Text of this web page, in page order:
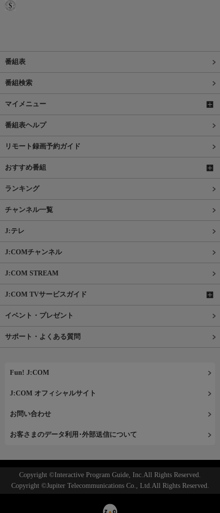
番組表
番組検索
マイメニュー
番組表ヘルプ
リモート録画予約ガイド
おすすめ番組
ランキング
チャンネル一覧
J:テレ
J:COMチャンネル
J:COM STREAM
J:COM TVサービスガイド
イベント・プレゼント
サポート・よくある質問
Fun! J:COM
J:COM オフィシャルサイト
お問い合わせ
お客さまのデータ利用･外部送信について
Copyright ©Interactive Program Guide, Inc.All Rights Reserved.
Copyright ©Jupiter Telecommunications Co., Ltd.All Rights Reserved.